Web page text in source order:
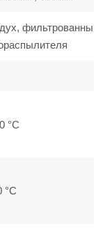
фильтрованный,
°C
°C